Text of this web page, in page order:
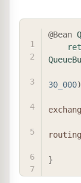
@Bean
30_000)
}